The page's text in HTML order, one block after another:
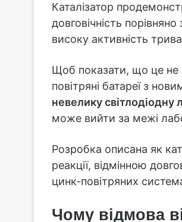
Каталізатор
довговічність
високу активність
Щоб показати, що це не
повітряні батареї з
невелику
може вийти за межі
Розробка описана як
реакції, відмінною
цинк-повітряних
Чому відмова